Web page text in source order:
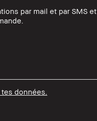
par mail et par SMS et
données.